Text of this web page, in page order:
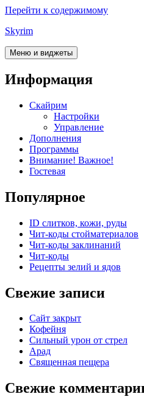
Перейти к содержимому
Skyrim
Меню и виджеты
Информация
Скайрим
Настройки
Управление
Дополнения
Программы
Внимание! Важное!
Гостевая
Популярное
ID слитков, кожи, руды
Чит-коды стойматериалов
Чит-коды заклинаний
Чит-коды
Рецепты зелий и ядов
Свежие записи
Сайт закрыт
Кофейня
Cильный урон от стрел
Арад
Священная пещера
Свежие